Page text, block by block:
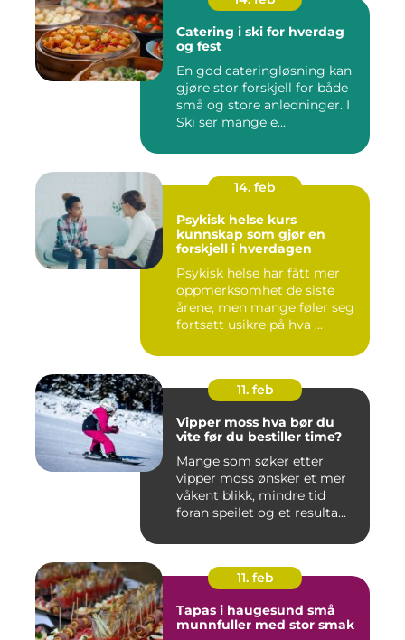
Catering i ski for hverdag
og fest
En god cateringløsning kan
gjøre stor forskjell for både
små og store anledninger. I
Ski ser mange e...
14. feb
Psykisk helse kurs
kunnskap som gjør en
forskjell i hverdagen
Psykisk helse har fått mer
oppmerksomhet de siste
årene, men mange føler seg
fortsatt usikre på hva ...
11. feb
Vipper moss hva bør du
vite før du bestiller time?
Mange som søker etter
vipper moss ønsker et mer
våkent blikk, mindre tid
foran speilet og et resulta...
11. feb
Tapas i haugesund små
munnfuller med stor smak